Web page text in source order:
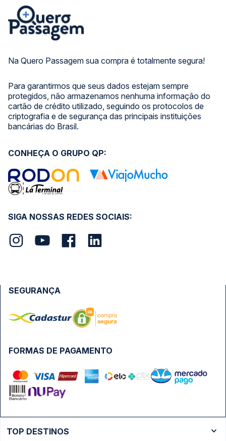
Na Quero Passagem sua compra é totalmente segura!
Para garantirmos que seus dados estejam sempre
protegidos, não armazenamos nenhuma informação do
cartão de crédito utilizado, seguindo os protocolos de
criptografia e de segurança das principais instituições
bancárias do Brasil.
SIGA NOSSAS REDES SOCIAIS:
CONHEÇA O GRUPO QP:
FORMAS DE PAGAMENTO
SEGURANÇA
TOP DESTINOS